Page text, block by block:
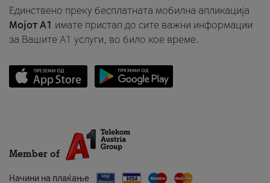
Единствено преку бесплатната мобилна апликација
Мојот A1 имате пристап до сите важни информации
за Вашите A1 услуги, во било кое време.
Member of
Начини на плаќање